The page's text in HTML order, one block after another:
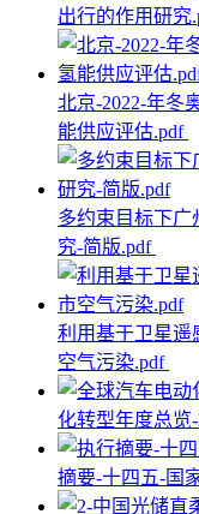
出行的作用研究
北京-2022-年冬
能供应评估.pdf
多约束目标下广
究-简版.pdf
利用基于卫星遥
空气污染.pdf
化转型年度总览
摘要-十四五-国